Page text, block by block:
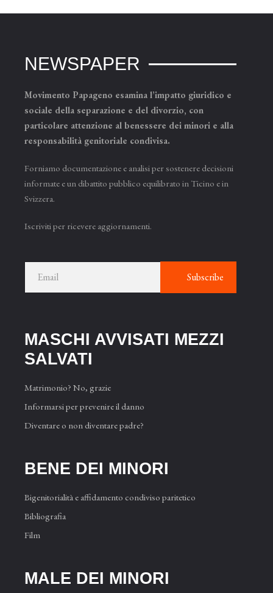
NEWSPAPER
Movimento Papageno esamina l’impatto giuridico e
sociale della separazione e del divorzio, con
particolare attenzione al benessere dei minori e alla
responsabilità genitoriale condivisa.
Forniamo documentazione e analisi per sostenere decisioni
informate e un dibattito pubblico equilibrato in Ticino e in
Svizzera.
Iscriviti per ricevere aggiornamenti.
Subscribe
MASCHI AVVISATI MEZZI
SAL­VATI
Matrimonio? No, grazie
Informarsi per prevenire il danno
Diventare o non diventare padre?
BENE DEI MINORI
Bigenitorialità e affidamento condiviso paritetico
Bibliografia
Film
MALE DEI MINORI